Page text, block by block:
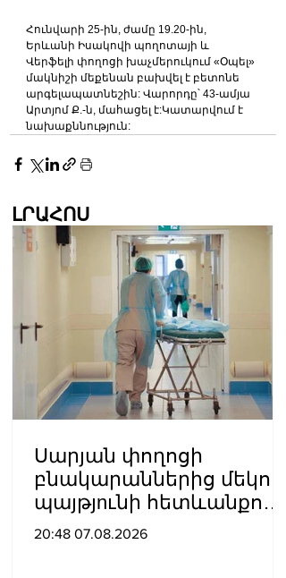
Հունվարի 25-ին, ժամը 19.20-ին,
Երևանի Իսակովի պողոտայի և
Վերֆելի փողոցի խաչմերուկում «Օպել»
մակնիշի մեքենան բախվել է բետոնե
արգելապատնեշին: Վարորդը՝ 43-ամյա
Արտյոմ Ք.-ն, մահացել է:Կատարվում է
նախաքննություն:
ԼՐԱՀՈՍ
Սարյան փողոցի
բնակարաններից մեկում
պայթյnւնի հետևանքով
55-ամյա տղամարդը
20:48 07.08.2026